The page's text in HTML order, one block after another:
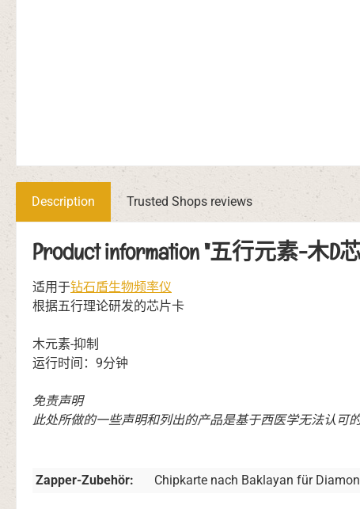
Description Trusted Shops reviews
Product information "五行元素-木D
适用于钻石盾生物频率仪
根据五行理论研发的芯片卡
木元素-抑制
运行时间：9分钟
免责声明
此处所做的一些声明和列出的产品是基于西医学无法认可
Zapper-Zubehör: Chipkarte nach Baklayan für